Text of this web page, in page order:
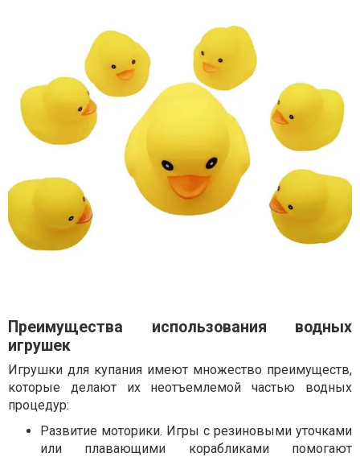
Преимущества использования водных
игрушек
Игрушки для купания имеют множество преимуществ,
которые делают их неотъемлемой частью водных
процедур:
Развитие моторики. Игры с резиновыми уточками
или плавающими корабликами помогают